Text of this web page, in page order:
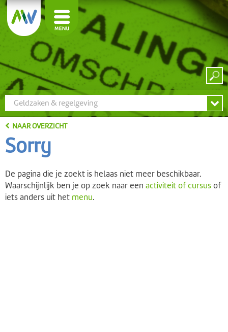
Geldzaken & regelgeving
NAAR OVERZICHT
Sorry
De pagina die je zoekt is helaas niet meer beschikbaar.
Waarschijnlijk ben je op zoek naar een activiteit of cursus of
iets anders uit het menu.